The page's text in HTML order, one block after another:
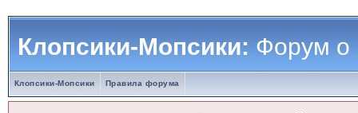
Клопсики-Мопсики:Форум о
Клопсики-Мопсики Правила форума